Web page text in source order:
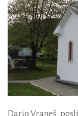
Dario Vraneš,